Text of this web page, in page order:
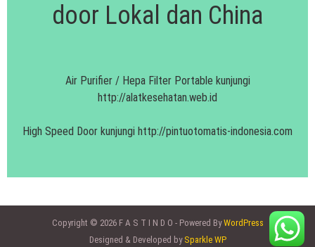
door Lokal dan China
Air Purifier / Hepa Filter Portable kunjungi
http://alatkesehatan.web.id
High Speed Door kunjungi http://pintuotomatis-indonesia.com
Copyright © 2026 F A S T I N D O - Powered ByWordPress
Designed & Developed by Sparkle WP